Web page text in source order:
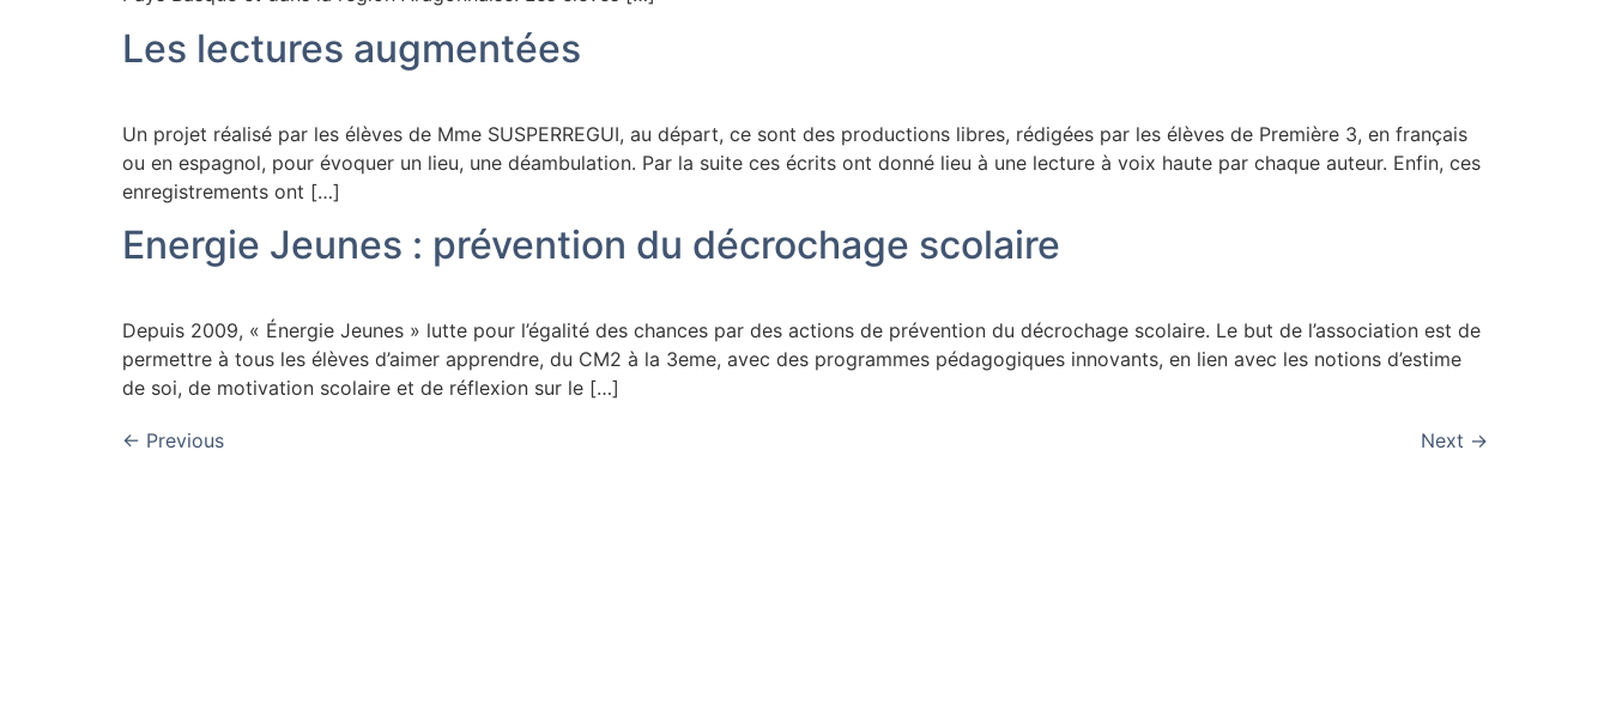
Les lectures augmentées
Un projet réalisé par les élèves de Mme SUSPERREGUI, au départ, ce sont des productions libres, rédigées par les élèves de Première 3, en français
ou en espagnol, pour évoquer un lieu, une déambulation. Par la suite ces écrits ont donné lieu à une lecture à voix haute par chaque auteur. Enfin, ces
enregistrements ont […]
Energie Jeunes : prévention du décrochage scolaire
Depuis 2009, « Énergie Jeunes » lutte pour l’égalité des chances par des actions de prévention du décrochage scolaire. Le but de l’association est de
permettre à tous les élèves d’aimer apprendre, du CM2 à la 3eme, avec des programmes pédagogiques innovants, en lien avec les notions d’estime
de soi, de motivation scolaire et de réflexion sur le […]
← Previous Next →